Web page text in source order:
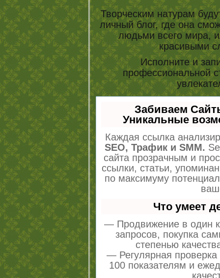
Творческим натурам
личный блог, где она
людьми всего мира,
красивыми
Исполните и
профессиональной
Забиваем
Уникальные
Каждая ссылка
SEO, Трафик и SMM.
сайта прозрачным и
ссылки, статьи,
по максимуму
Что умеет
— Продвижение в один
запросов, покупка
степенью
— Регулярная проверка
100 показателям и